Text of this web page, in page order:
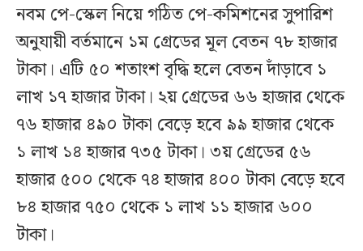
নবম পে-স্কেল নিয়ে গঠিত পে-কমিশনের সুপারিশ
অনুযায়ী বর্তমানে ১ম গ্রেডের মূল বেতন ৭৮ হাজার
টাকা। এটি ৫০ শতাংশ বৃদ্ধি হলে বেতন দাঁড়াবে ১
লাখ ১৭ হাজার টাকা। ২য় গ্রেডের ৬৬ হাজার থেকে
৭৬ হাজার ৪৯০ টাকা বেড়ে হবে ৯৯ হাজার থেকে
১ লাখ ১৪ হাজার ৭৩৫ টাকা। ৩য় গ্রেডের ৫৬
হাজার ৫০০ থেকে ৭৪ হাজার ৪০০ টাকা বেড়ে হবে
৮৪ হাজার ৭৫০ থেকে ১ লাখ ১১ হাজার ৬০০
টাকা।